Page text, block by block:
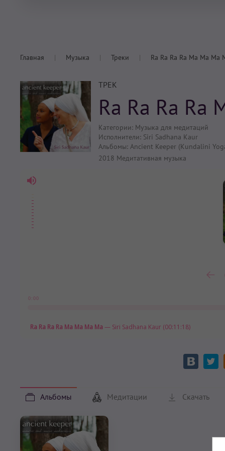
Главная Музыка Треки Ra Ra Ra Ra Ma Ma Ma
ТРЕК
Ra Ra Ra Ra
Категории: Музыка для медитаций
Исполнители: Siri Sadhana Kaur
Альбомы: Ancient Keeper (Kundalini
2018 Медитативная музыка
0:00
Ra Ra Ra Ra Ma Ma Ma Ma— Siri Sadhana Kaur (00:11:18)
Альбомы Медитации Скачать